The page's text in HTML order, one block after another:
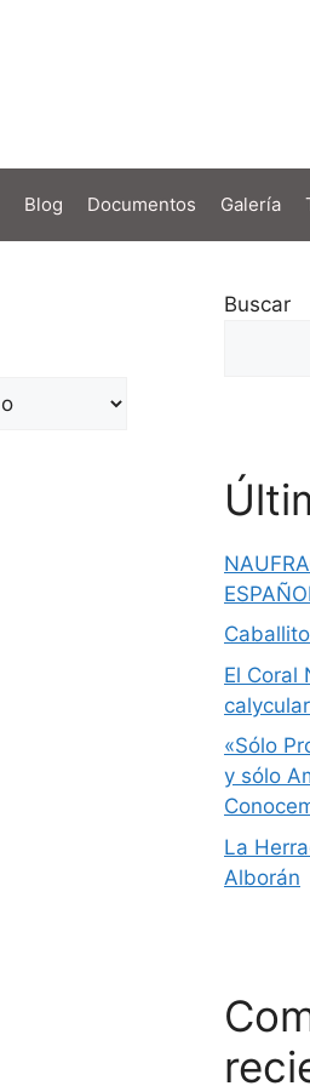
Blog Documentos Galería
Buscar
El Coral
«Sólo
y sólo
La
Alborán